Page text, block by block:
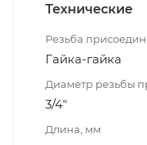
Технические
Резьба
Гайка-гайка
Диаметр резьбы
3/4"
Длина, мм